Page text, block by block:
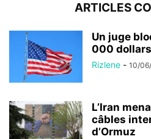
ARTICLES
Un juge
000
Rizlene - 10/
L’Iran
câbles
d’Ormuz